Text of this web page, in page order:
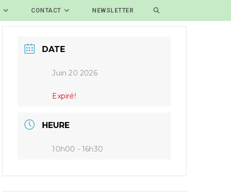
CONTACT NEWSLETTER
DATE
Juin 20 2026
Expiré!
HEURE
10h00 - 16h30